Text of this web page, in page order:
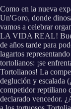
Como en la nueva
Un'Goro, donde
vamos a celebrar
LA VIDA REAL!
de años tarde para
lagartos
tortolianos: ¡se
Tortolianos! La
deglución y escalada
competidor reptiliano
declarado vencedor.